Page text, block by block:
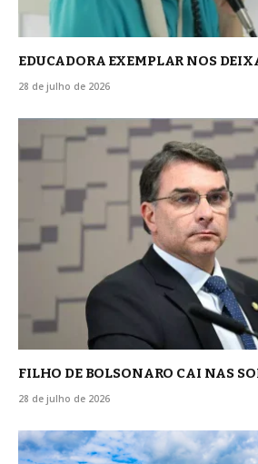
EDUCADORA EXEMPLAR NOS
28 de julho de 2026
FILHO DE BOLSONARO CAI NAS
28 de julho de 2026